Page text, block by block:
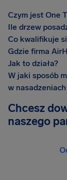
Czym jest One
Ile drzew
Co kwalifikuje
Gdzie firma
Jak to działa?
W jaki sposób
w
Chcesz
naszego